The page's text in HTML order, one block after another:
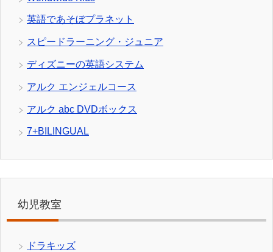
英語であそぼプラネット
スピードラーニング・ジュニア
ディズニーの英語システム
アルク エンジェルコース
アルク abc DVDボックス
7+BILINGUAL
幼児教室
ドラキッズ